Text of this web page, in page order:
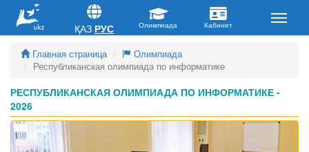
Главная страница
Олимпиада
Республиканская олимпиада по информатике
РЕСПУБЛИКАНСКАЯ ОЛИМПИАДА ПО ИНФОРМАТИКЕ -
2026
ҚАЗ РУС